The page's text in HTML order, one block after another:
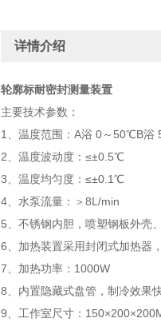
详情介绍
轮廓标耐密封测量装置
主要技术参数：
1、温度范围：A浴 0～50℃B浴
2、温度波动度：≤±0.5℃
3、温度均匀度：≤±0.1℃
4、水泵流量：＞8L/min
5、不锈钢内胆，喷塑钢板外壳
6、加热装置采用封闭式加热器
7、加热功率：1000W
8、内置隐藏式盘管，制冷效果
9、工作室尺寸：